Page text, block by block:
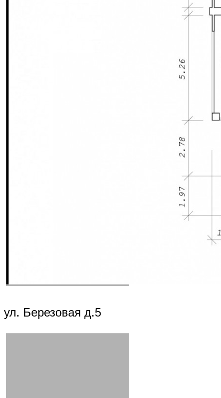
ул. Березовая д.5